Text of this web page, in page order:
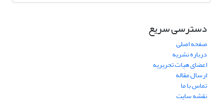
دسترسی سریع
صفحه اصلی
درباره نشریه
اعضای هیات تحریریه
ارسال مقاله
تماس با ما
نقشه سایت